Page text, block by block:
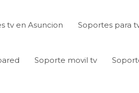
tv en Asuncion Soportes para
Soporte movil tv